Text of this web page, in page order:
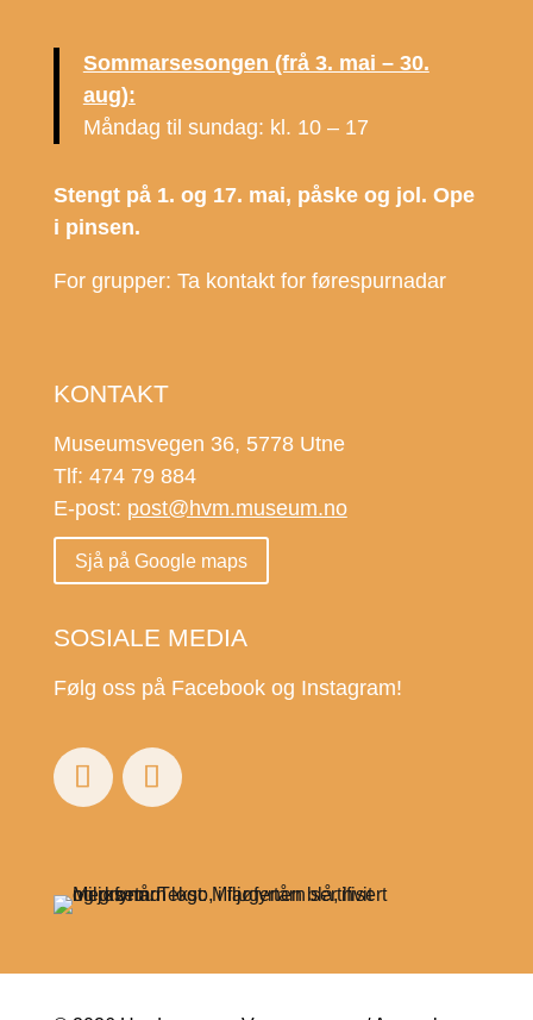
Sommarsesongen (frå 3. mai – 30.
aug):
Måndag til sundag: kl. 10 – 17
Stengt på 1. og 17. mai, påske og jol. Ope
i pinsen.
For grupper: Ta kontakt for førespurnadar
KONTAKT
Museumsvegen 36, 5778 Utne
Tlf: 474 79 884
E-post: post@hvm.museum.no
Sjå på Google maps
SOSIALE MEDIA
Følg oss på Facebook og Instagram!